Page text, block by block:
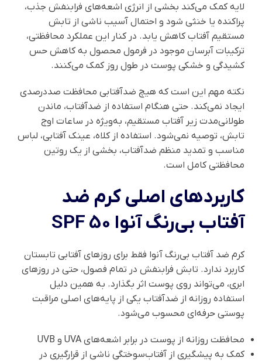
لایه کمک می‌کند بخشی از انرژی اشعه‌های فرابنفش جذب،
پراکنده یا خنثی شود و احتمال آسیب ناشی از تابش
مستقیم آفتاب کاهش یابد. در کنار این عملکرد محافظتی،
ترکیبات آبرسان موجود در فرمول محصول به کاهش حس
کشیدگی و خشکی پوست در طول روز کمک می‌کنند.
نکته مهم این است که هیچ ضدآفتابی محافظت صددرصدی
ایجاد نمی‌کند. حتی هنگام استفاده از ضدآفتاب، ماندن
طولانی‌مدت زیر آفتاب مستقیم، به‌ویژه در ساعات اوج
تابش، توصیه نمی‌شود. استفاده از کلاه، عینک آفتابی، لباس
مناسب و تمدید منظم ضدآفتاب، بخشی از یک روتین
محافظتی کامل است.
کاربردهای اصلی کرم ضد
آفتاب بی‌رنگ آنوا SPF 50
کرم ضد آفتاب بی‌رنگ آنوا فقط برای روزهای آفتابی تابستان
کاربرد ندارد. تابش فرابنفش در تمام فصول، حتی در روزهای
ابری، می‌تواند روی پوست اثر بگذارد. به همین دلیل
استفاده روزانه از ضدآفتاب یکی از پایه‌های اصلی مراقبت
پوستی حرفه‌ای محسوب می‌شود.
محافظت روزانه از پوست در برابر اشعه‌های UVA و UVB
کمک به پیشگیری از آفتاب‌سوختگی ناشی از قرارگیری در